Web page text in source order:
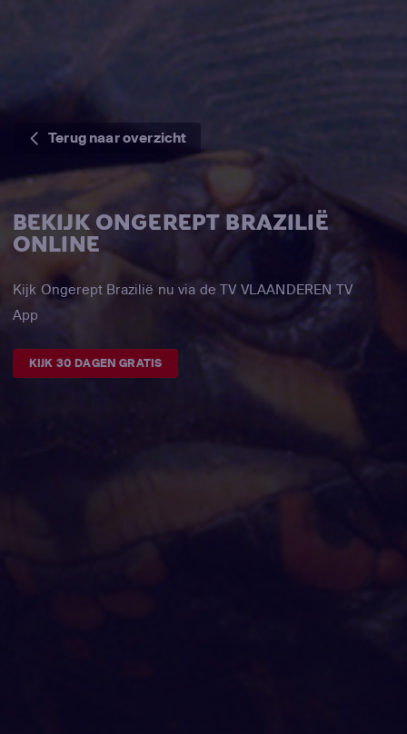
Terug naar overzicht
BEKIJK ONGEREPT BRAZILIË
ONLINE
Kijk Ongerept Brazilië nu via de TV VLAANDEREN TV
App
KIJK 30 DAGEN GRATIS